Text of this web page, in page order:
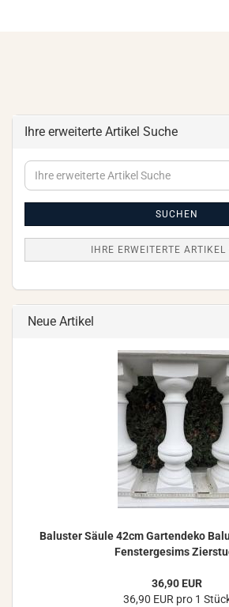
Ihre erweiterte Artikel Suche
Ihre
erweiterte
SUCHEN
IHRE ERWEITERTE
Neue Artikel
Ba­lus­ter Säule 42cm Gar­ten­de­ko
Fens­ter­ge­sims
36,90 EUR
36,90 EUR pro 1